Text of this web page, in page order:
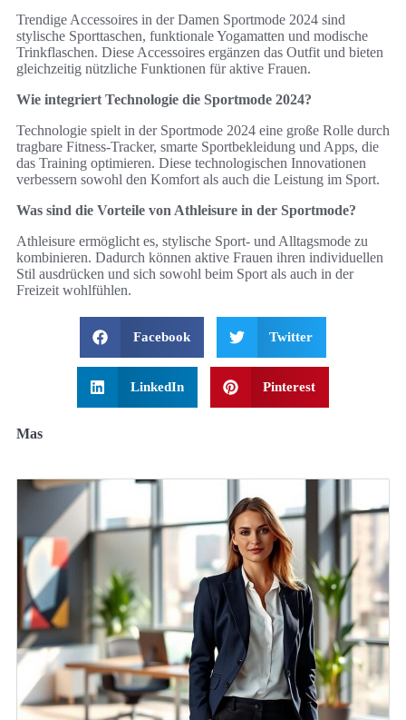
Trendige Accessoires in der Damen Sportmode 2024 sind
stylische Sporttaschen, funktionale Yogamatten und modische
Trinkflaschen. Diese Accessoires ergänzen das Outfit und bieten
gleichzeitig nützliche Funktionen für aktive Frauen.
Wie integriert Technologie die Sportmode 2024?
Technologie spielt in der Sportmode 2024 eine große Rolle durch
tragbare Fitness-Tracker, smarte Sportbekleidung und Apps, die
das Training optimieren. Diese technologischen Innovationen
verbessern sowohl den Komfort als auch die Leistung im Sport.
Was sind die Vorteile von Athleisure in der Sportmode?
Athleisure ermöglicht es, stylische Sport- und Alltagsmode zu
kombinieren. Dadurch können aktive Frauen ihren individuellen
Stil ausdrücken und sich sowohl beim Sport als auch in der
Freizeit wohlfühlen.
Facebook Twitter
LinkedIn Pinterest
Mas